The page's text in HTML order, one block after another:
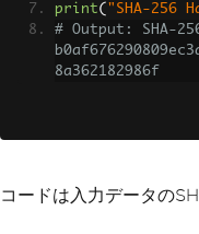
print( "SHA-256
# Output: SHA-
8a362182986f
コードは入力データの